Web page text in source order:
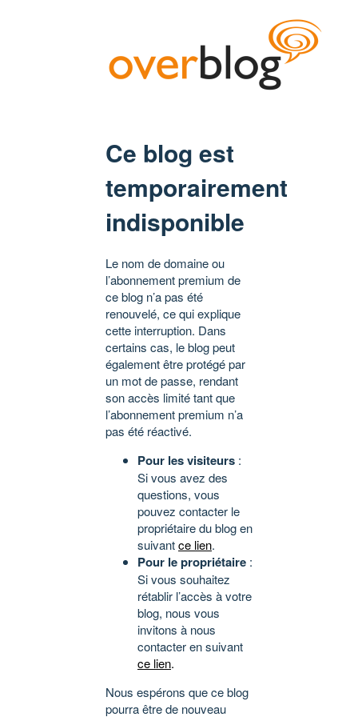
Ce blog est
temporairement
indisponible
Le nom de domaine ou
l’abonnement premium de
ce blog n’a pas été
renouvelé, ce qui explique
cette interruption. Dans
certains cas, le blog peut
également être protégé par
un mot de passe, rendant
son accès limité tant que
l’abonnement premium n’a
pas été réactivé.
Pour les visiteurs :
Si vous avez des
questions, vous
pouvez contacter le
propriétaire du blog en
suivantce lien.
Pour le propriétaire :
Si vous souhaitez
rétablir l’accès à votre
blog, nous vous
invitons à nous
contacter en suivant
ce lien.
Nous espérons que ce blog
pourra être de nouveau